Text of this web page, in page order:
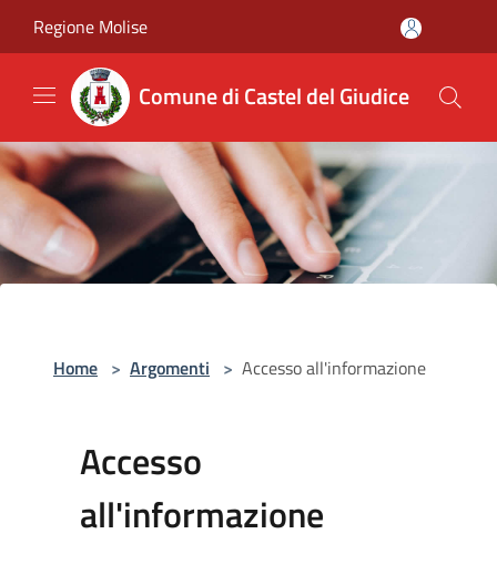
Regione Molise
Comune di Castel del Giudice
Home > Argomenti > Accesso all'informazione
Accesso
all'informazione